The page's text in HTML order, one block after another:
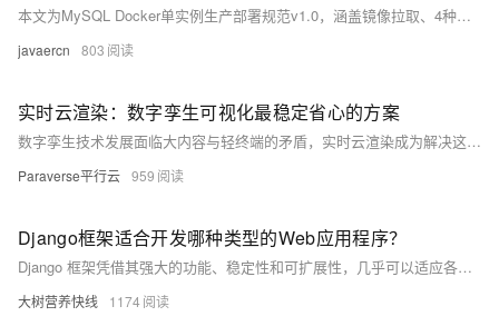
本文为MySQL Docker单实例生产部署规范v1.0，涵盖镜像拉取、4种部署方案（测试/单机/企业入门）、结果验证与5类常见问题解决，集成备份恢复、安全基线及HA选型建议，适配SaaS初创、中小企及私有化场景，强调数据持久化、资源限制与内网安全访问，不适用于金融级高可用场景。
javaercn 803
实时云渲染：数字孪生可视化最稳定省心的方案
数字孪生技术发展面临大内容与轻终端的矛盾，实时云渲染成为解决这一问题的关键。它支持大规模复杂数据处理、低延迟交互、跨终端访问、高精度可视化及弹性扩展，同时保障数据安全。平行云Lark XR作为企业级实时云渲染PaaS平台，相比Epic Games UE引擎的像素流送插件，提供更稳定、兼容性强、功能全面的解决方案，适用于工业数字孪生、云游戏、元宇宙活动等场景，助力企业专注于业务创新。
Paraverse平行云 959
Django框架适合开发哪种类型的Web应用程序？
Django 框架凭借其强大的功能、稳定性和可扩展性，几乎可以适应各种类型的 Web 应用程序开发需求。无论是简单的网站还是复杂的企业级系统，Django 都能提供可靠的支持，帮助开发者快速构建高质量的应用。同时，其活跃的社区和丰富的资源也为开发者在项目实施过程中提供了有力的保障。
大树营养快线 1174